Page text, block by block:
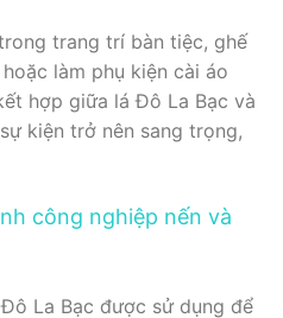
trang trí bàn tiệc, ghế
làm phụ kiện cài áo
hợp giữa lá Đô La Bạc và
kiện trở nên sang trọng,
công nghiệp nến và
La Bạc được sử dụng để